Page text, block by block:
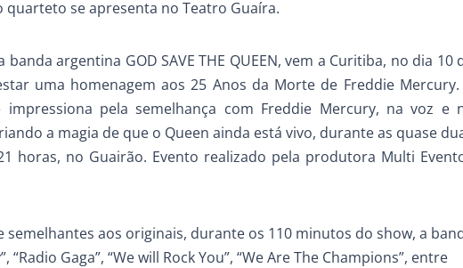
se apresenta no Teatro Guaíra.
argentina GOD SAVE THE QUEEN, vem a Curitiba, no dia 10
uma homenagem aos 25 Anos da Morte de Freddie Mercury.
pela semelhança com Freddie Mercury, na voz e
a magia de que o Queen ainda está vivo, durante as quase
horas, no Guairão. Evento realizado pela produtora Multi
aos originais, durante os 110 minutos do show, a
Gaga”, “We will Rock You”, “We Are The Champions”, entre